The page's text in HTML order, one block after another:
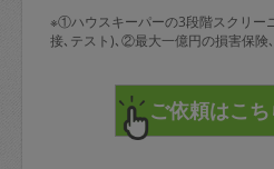
※①ハウスキーパーの3段階スクリー
接､テスト)､②最大一億円の損害保